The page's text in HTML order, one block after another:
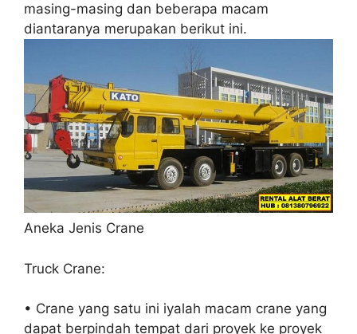
masing-masing dan beberapa macam
diantaranya merupakan berikut ini.
Aneka Jenis Crane
Truck Crane:
• Crane yang satu ini iyalah macam crane yang
dapat berpindah tempat dari proyek ke proyek